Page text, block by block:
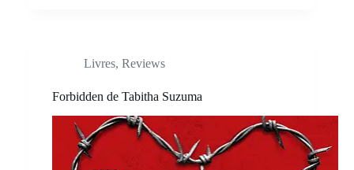
Livres, Reviews
Forbidden de Tabitha Suzuma